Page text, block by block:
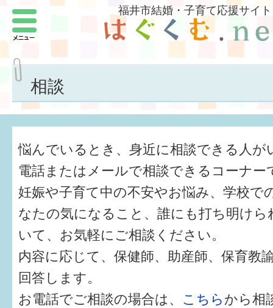
福井市結婚・子育て応援サイト
相談
悩んでいるとき、身近に相談できる人が
電話またはメールで相談できるコーナー
妊娠や子育て中の不安やお悩み、学校で
なたの気になること、誰にも打ち明け
いて、お気軽にご相談ください。
内容に応じて、保健師、助産師、保育教
回答します。
お電話でご相談の場合は、 こちら から相
メニュー
結婚したい
子どもがほしい
福井の子育て環境
子どもを育てよう
もしものときの緊急連絡先
届出・手当・助成
健診・予防接種